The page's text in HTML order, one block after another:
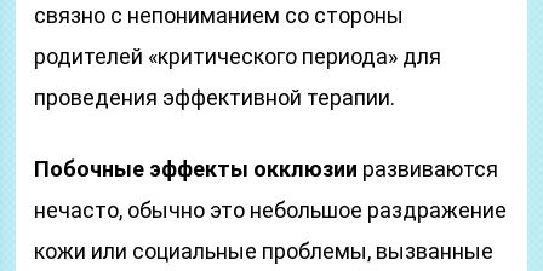
связно с непониманием со стороны
родителей «критического периода» для
проведения эффективной терапии.
Побочные эффекты окклюзии развиваются
нечасто, обычно это небольшое раздражение
кожи или социальные проблемы, вызванные